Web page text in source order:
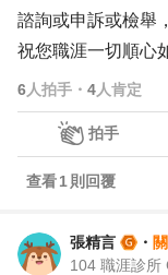
諮詢或申訴或檢舉
祝您職涯一切順心
6人拍手 ・ 4人肯定
拍手
查看1 則回覆
張精言 ・
104 職涯診所